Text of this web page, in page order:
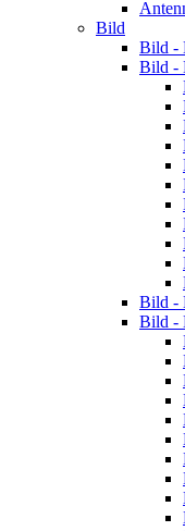
Bild
Bild -
Bild -
Bild -
Bild -